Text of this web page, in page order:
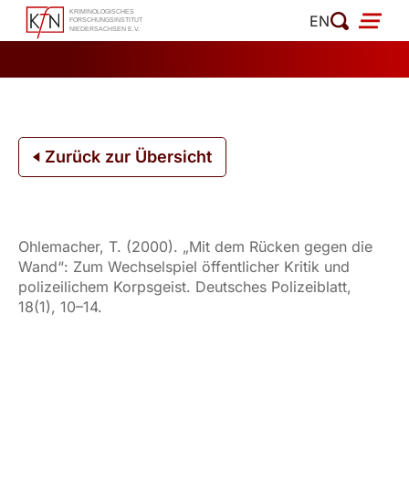
Zum
Inhalt
EN
Zurück zur Übersicht
Ohlemacher, T. (2000). „Mit dem Rücken gegen die
Wand“: Zum Wechselspiel öffentlicher Kritik und
polizeilichem Korpsgeist. Deutsches Polizeiblatt,
18(1), 10–14.